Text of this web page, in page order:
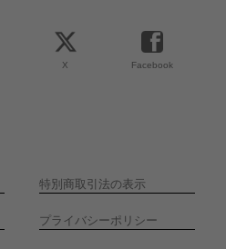
X Facebook
特別商取引法の表示
プライバシーポリシー